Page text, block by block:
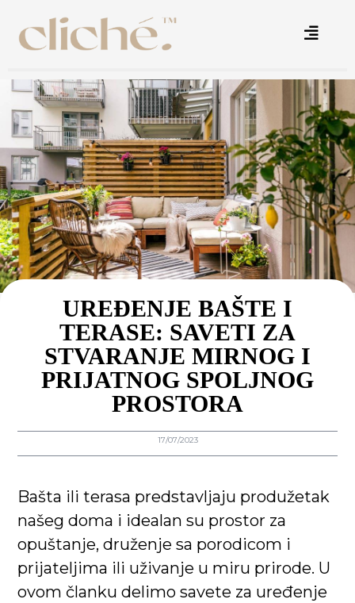
UREĐENJE BAŠTE I
TERASE: SAVETI ZA
STVARANJE MIRNOG I
PRIJATNOG SPOLJNOG
PROSTORA
17/07/2023
Bašta ili terasa predstavljaju produžetak
našeg doma i idealan su prostor za
opuštanje, druženje sa porodicom i
prijateljima ili uživanje u miru prirode. U
ovom članku delimo savete za uređenje